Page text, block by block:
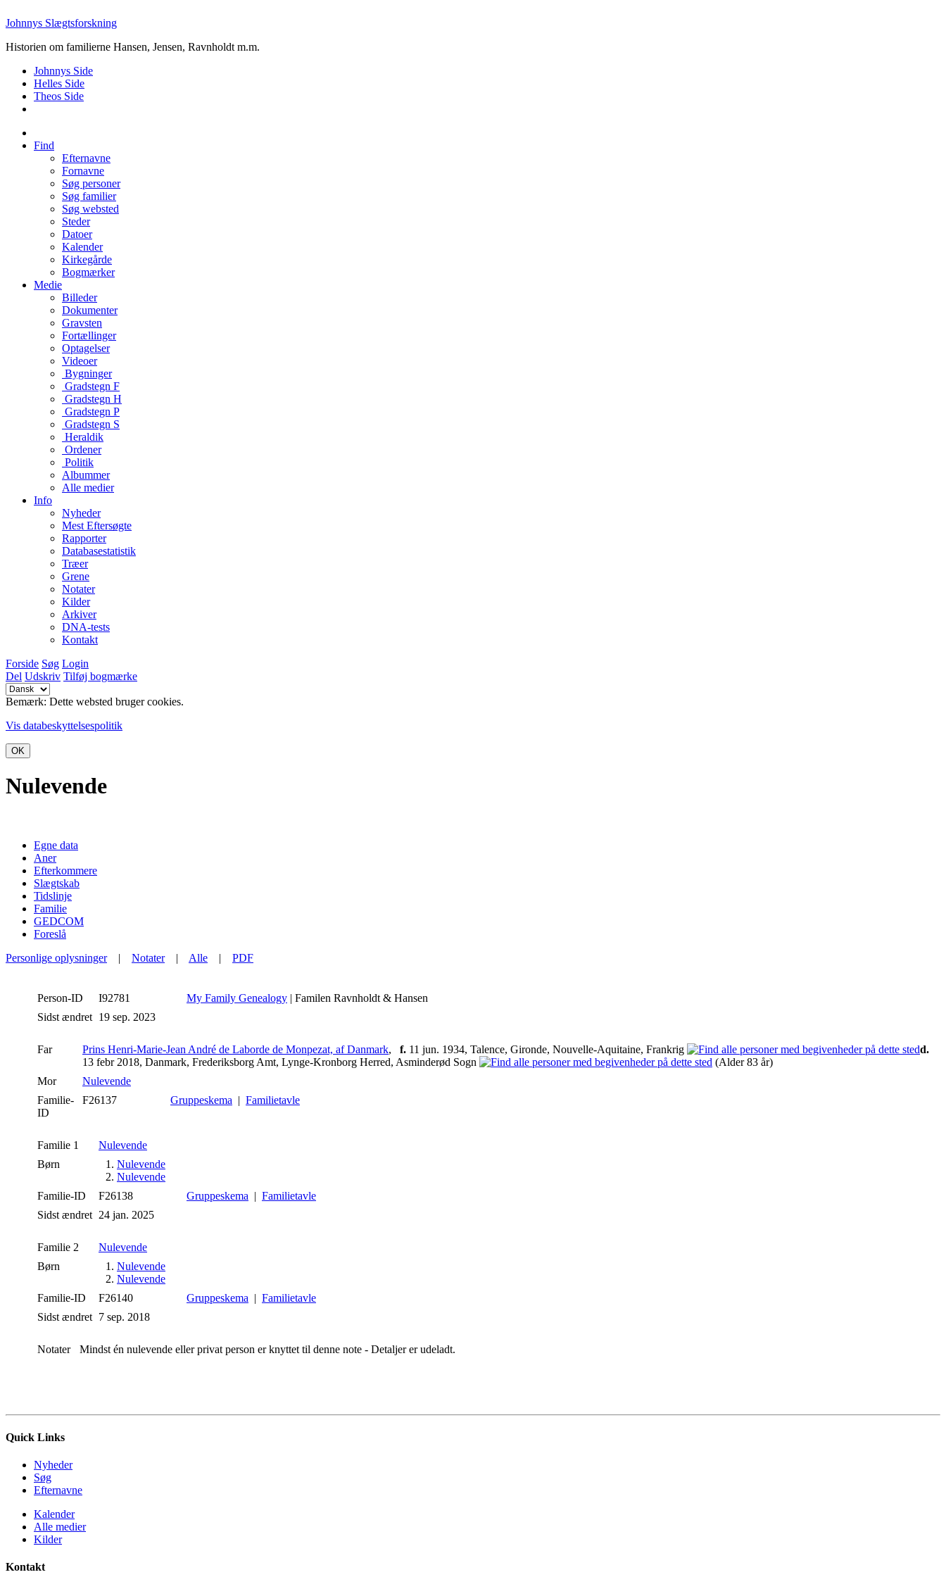
Johnnys Slægtsforskning
Historien om familierne Hansen, Jensen, Ravnholdt m.m.
Johnnys Side
Helles Side
Theos Side
Find
Efternavne
Fornavne
Søg personer
Søg familier
Søg websted
Steder
Datoer
Kalender
Kirkegårde
Bogmærker
Medie
Billeder
Dokumenter
Gravsten
Fortællinger
Optagelser
Videoer
Bygninger
Gradstegn F
Gradstegn H
Gradstegn P
Gradstegn S
Heraldik
Ordener
Politik
Albummer
Alle medier
Info
Nyheder
Mest Eftersøgte
Rapporter
Databasestatistik
Træer
Grene
Notater
Kilder
Arkiver
DNA-tests
Kontakt
Forside Søg Login
Del Udskriv Tilføj bogmærke
Bemærk: Dette websted bruger cookies.
Vis databeskyttelsespolitik
OK
Nulevende
Egne data
Aner
Efterkommere
Slægtskab
Tidslinje
Familie
GEDCOM
Foreslå
Personlige oplysninger| Notater| Alle | PDF
Person-ID I92781 My Family Genealogy | Familen Ravnholdt & Hansen
Sidst ændret 19 sep. 2023
Far Prins Henri-Marie-Jean André de Laborde de Monpezat, af Danmark, f. 11 jun. 1934, Talence, Gironde, Nouvelle-Aquitaine, Frankrig
d.
13 febr 2018, Danmark, Frederiksborg Amt, Lynge-Kronborg Herred, Asminderød Sogn
(Alder 83 år)
Mor
Nulevende
Familie-
ID
F26137 Gruppeskema | Familietavle
Familie 1
Nulevende
Børn
1. Nulevende
2. Nulevende
Familie-ID
F26138 Gruppeskema | Familietavle
Sidst ændret 24 jan. 2025
Familie 2
Nulevende
Børn
1. Nulevende
2. Nulevende
Familie-ID
F26140 Gruppeskema | Familietavle
Sidst ændret 7 sep. 2018
Notater Mindst én nulevende eller privat person er knyttet til denne note - Detaljer er udeladt.
Quick Links
Nyheder
Søg
Efternavne
Kalender
Alle medier
Kilder
Kontakt